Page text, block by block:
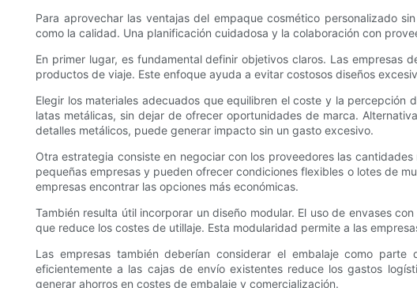
Para aprovechar las ventajas del empaque cosmético personalizado
como la calidad. Una planificación cuidadosa y la colaboración con
En primer lugar, es fundamental definir objetivos claros. Las
productos de viaje. Este enfoque ayuda a evitar costosos diseños
Elegir los materiales adecuados que equilibren el coste y la
latas metálicas, sin dejar de ofrecer oportunidades de marca.
detalles metálicos, puede generar impacto sin un gasto excesivo.
Otra estrategia consiste en negociar con los proveedores las
pequeñas empresas y pueden ofrecer condiciones flexibles o lotes de
empresas encontrar las opciones más económicas.
También resulta útil incorporar un diseño modular. El uso de envases
que reduce los costes de utillaje. Esta modularidad permite a las
Las empresas también deberían considerar el embalaje como
eficientemente a las cajas de envío existentes reduce los gastos
generar ahorros en costes de embalaje y comercialización.